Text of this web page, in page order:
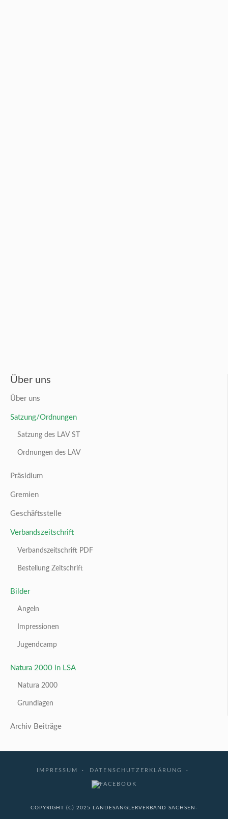
Über uns
Über uns
Satzung/Ordnungen
Satzung des LAV ST
Ordnungen des LAV
Präsidium
Gremien
Geschäftsstelle
Verbandszeitschrift
Verbandszeitschrift PDF
Bestellung Zeitschrift
Bilder
Angeln
Impressionen
Jugendcamp
Natura 2000 in LSA
Natura 2000
Grundlagen
Archiv Beiträge
IMPRESSUM DATENSCHUTZERKLÄRUNG
COPYRIGHT (C) 2025 LANDESANGLERVERBAND SACHSEN-